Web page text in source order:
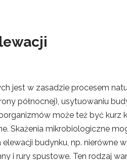
jest w zasadzie procesem
północnej), usytuowaniu
może też być kurz
Skażenia mikrobiologiczne
budynku, np. nierówne
i rury spustowe. Ten rodzaj